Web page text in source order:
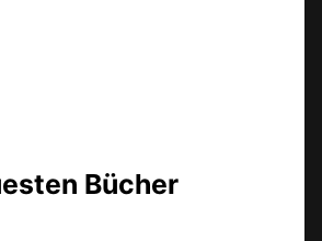
Bücher